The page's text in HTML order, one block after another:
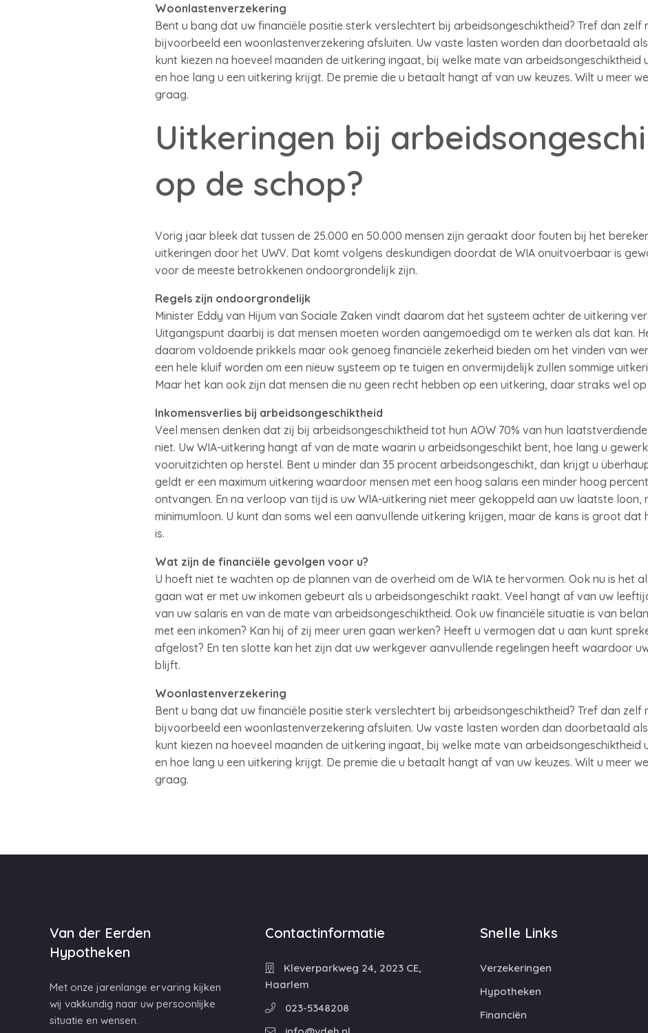
Woonlastenverzekering
Bent u bang dat uw financiële positie sterk verslechtert bij arbeidsongeschiktheid? Tref dan zelf
bijvoorbeeld een woonlastenverzekering afsluiten. Uw vaste lasten worden dan doorbetaald als
kunt kiezen na hoeveel maanden de uitkering ingaat, bij welke mate van arbeidsongeschiktheid
en hoe lang u een uitkering krijgt. De premie die u betaalt hangt af van uw keuzes. Wilt u meer
graag.
Uitkeringen bij
op de schop?
Vorig jaar bleek dat tussen de 25.000 en 50.000 mensen zijn geraakt door fouten bij het
uitkeringen door het UWV. Dat komt volgens deskundigen doordat de WIA onuitvoerbaar is
voor de meeste betrokkenen ondoorgrondelijk zijn.
Regels zijn ondoorgrondelijk
Minister Eddy van Hijum van Sociale Zaken vindt daarom dat het systeem achter de uitkering
Uitgangspunt daarbij is dat mensen moeten worden aangemoedigd om te werken als dat kan.
daarom voldoende prikkels maar ook genoeg financiële zekerheid bieden om het vinden van
een hele kluif worden om een nieuw systeem op te tuigen en onvermijdelijk zullen sommige
Maar het kan ook zijn dat mensen die nu geen recht hebben op een uitkering, daar straks wel op
Inkomensverlies bij arbeidsongeschiktheid
Veel mensen denken dat zij bij arbeidsongeschiktheid tot hun AOW 70% van hun
niet. Uw WIA-uitkering hangt af van de mate waarin u arbeidsongeschikt bent, hoe lang u
vooruitzichten op herstel. Bent u minder dan 35 procent arbeidsongeschikt, dan krijgt u
geldt er een maximum uitkering waardoor mensen met een hoog salaris een minder hoog
ontvangen. En na verloop van tijd is uw WIA-uitkering niet meer gekoppeld aan uw laatste loon,
minimumloon. U kunt dan soms wel een aanvullende uitkering krijgen, maar de kans is groot dat
is.
Wat zijn de financiële gevolgen voor u?
U hoeft niet te wachten op de plannen van de overheid om de WIA te hervormen. Ook nu is het
gaan wat er met uw inkomen gebeurt als u arbeidsongeschikt raakt. Veel hangt af van uw
van uw salaris en van de mate van arbeidsongeschiktheid. Ook uw financiële situatie is van
met een inkomen? Kan hij of zij meer uren gaan werken? Heeft u vermogen dat u aan kunt
afgelost? En ten slotte kan het zijn dat uw werkgever aanvullende regelingen heeft waardoor
blijft.
Woonlastenverzekering
Bent u bang dat uw financiële positie sterk verslechtert bij arbeidsongeschiktheid? Tref dan zelf
bijvoorbeeld een woonlastenverzekering afsluiten. Uw vaste lasten worden dan doorbetaald als
kunt kiezen na hoeveel maanden de uitkering ingaat, bij welke mate van arbeidsongeschiktheid
en hoe lang u een uitkering krijgt. De premie die u betaalt hangt af van uw keuzes. Wilt u meer
graag.
Van der Eerden
Hypotheken
Met onze jarenlange ervaring kijken
wij vakkundig naar uw persoonlijke
situatie en wensen.
Contactinformatie
Kleverparkweg 24, 2023 CE,
Haarlem
023-5348208
Snelle Links
Verzekeringen
Hypotheken
Financiën